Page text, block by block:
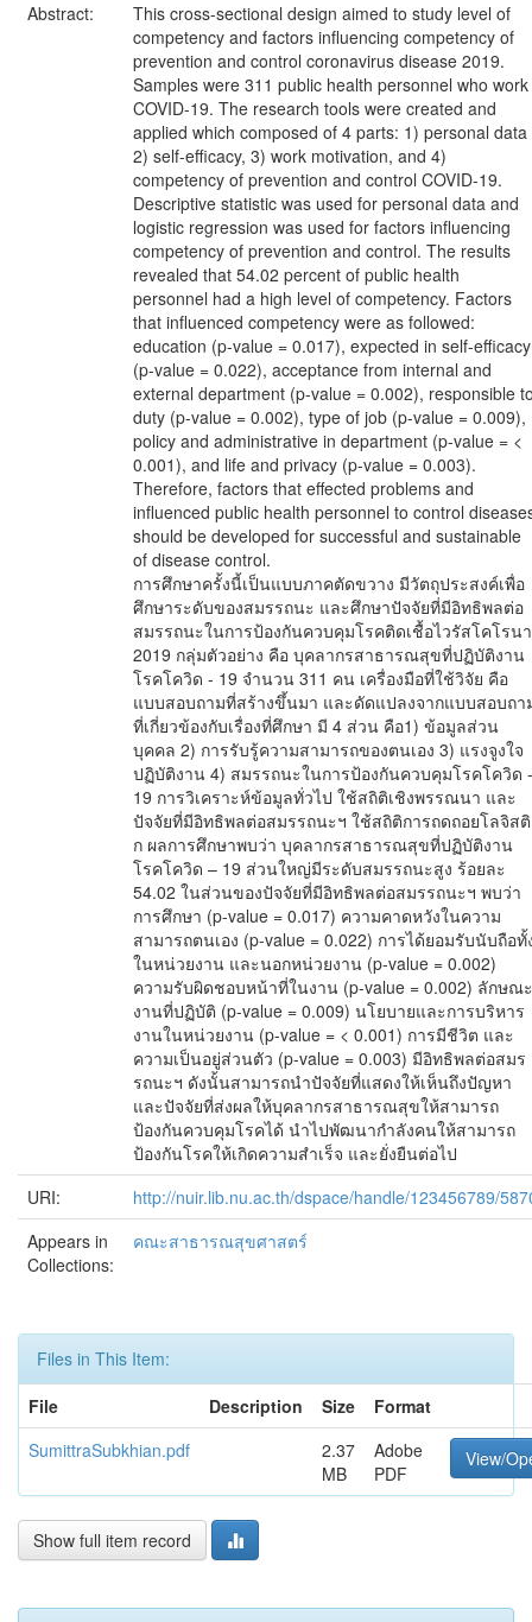
Abstract:
This cross-sectional design aimed to study level of
competency and factors influencing competency of
prevention and control coronavirus disease 2019.
Samples were 311 public health personnel who work
COVID-19. The research tools were created and
applied which composed of 4 parts: 1) personal data
2) self-efficacy, 3) work motivation, and 4)
competency of prevention and control COVID-19.
Descriptive statistic was used for personal data and
logistic regression was used for factors influencing
competency of prevention and control. The results
revealed that 54.02 percent of public health
personnel had a high level of competency. Factors
that influenced competency were as followed:
education (p-value = 0.017), expected in self-efficacy
(p-value = 0.022), acceptance from internal and
external department (p-value = 0.002), responsible
duty (p-value = 0.002), type of job (p-value = 0.009),
policy and administrative in department (p-value = <
0.001), and life and privacy (p-value = 0.003).
Therefore, factors that effected problems and
influenced public health personnel to control
should be developed for successful and sustainable
of disease control.
การศึกษาครั้งนี้เป็นแบบภาคตัดขวาง มีวัตถุประสงค์เพื่อ
ศึกษาระดับของสมรรถนะ และศึกษาปัจจัยที่มีอิทธิพลต่อ
สมรรถนะในการป้องกันควบคุมโรคติดเชื้อไวรัสโคโรนา
2019 กลุ่มตัวอย่าง คือ บุคลากรสาธารณสุขที่ปฏิบัติงาน
โรคโควิด - 19 จำนวน 311 คน เครื่องมือที่ใช้วิจัย คือ
แบบสอบถามที่สร้างขึ้นมา และดัดแปลงจากแบบสอบถา
ที่เกี่ยวข้องกับเรื่องที่ศึกษา มี 4 ส่วน คือ1) ข้อมูลส่วน
บุคคล 2) การรับรู้ความสามารถของตนเอง 3) แรงจูงใจ
ปฏิบัติงาน 4) สมรรถนะในการป้องกันควบคุมโรคโควิด -
19 การวิเคราะห์ข้อมูลทั่วไป ใช้สถิติเชิงพรรณนา และ
ปัจจัยที่มีอิทธิพลต่อสมรรถนะฯ ใช้สถิติการถดถอยโลจิสติ
ก ผลการศึกษาพบว่า บุคลากรสาธารณสุขที่ปฏิบัติงาน
โรคโควิด – 19 ส่วนใหญ่มีระดับสมรรถนะสูง ร้อยละ
54.02 ในส่วนของปัจจัยที่มีอิทธิพลต่อสมรรถนะฯ พบว่า
การศึกษา (p-value = 0.017) ความคาดหวังในความ
สามารถตนเอง (p-value = 0.022) การได้ยอมรับนับถือทั้
ในหน่วยงาน และนอกหน่วยงาน (p-value = 0.002)
ความรับผิดชอบหน้าที่ในงาน (p-value = 0.002) ลักษณะ
งานที่ปฏิบัติ (p-value = 0.009) นโยบายและการบริหาร
งานในหน่วยงาน (p-value = < 0.001) การมีชีวิต และ
ความเป็นอยู่ส่วนตัว (p-value = 0.003) มีอิทธิพลต่อสมร
รถนะฯ ดังนั้นสามารถนำปัจจัยที่แสดงให้เห็นถึงปัญหา
และปัจจัยที่ส่งผลให้บุคลากรสาธารณสุขให้สามารถ
ป้องกันควบคุมโรคได้ นำไปพัฒนากำลังคนให้สามารถ
ป้องกันโรคให้เกิดความสำเร็จ และยั่งยืนต่อไป
URI:
http://nuir.lib.nu.ac.th/dspace/handle/123456789/
Appears in
Collections:
คณะสาธารณสุขศาสตร์
Files in This Item:
File
Description Size
Format
SumittraSubkhian.pdf
2.37
MB
Adobe
PDF
View/
Show full item record